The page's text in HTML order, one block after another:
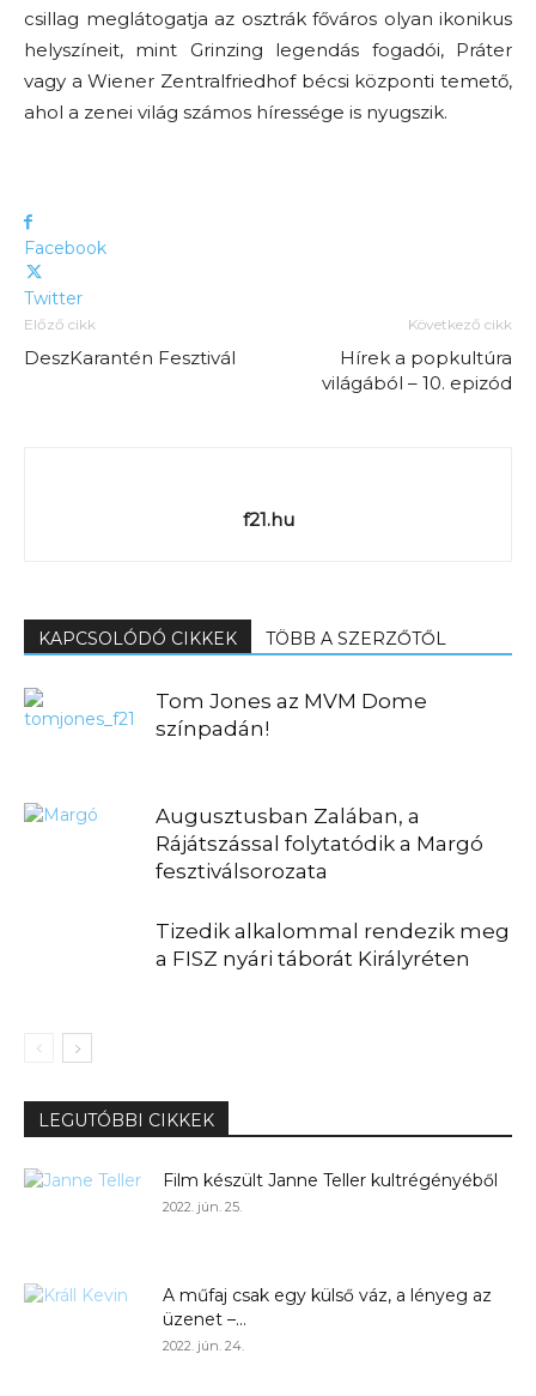
csillag meglátogatja az osztrák főváros olyan ikonikus
helyszíneit, mint Grinzing legendás fogadói, Práter
vagy a Wiener Zentralfriedhof bécsi központi temető,
ahol a zenei világ számos híressége is nyugszik.
Facebook
Twitter
Előző cikk
DeszKarantén Fesztivál
Következő cikk
Hírek a popkultúra
világából – 10. epizód
f21.hu
KAPCSOLÓDÓ CIKKEK TÖBB A SZERZŐTŐL
Tom Jones az MVM Dome
színpadán!
Augusztusban Zalában, a
Rájátszással folytatódik a Margó
fesztiválsorozata
Tizedik alkalommal rendezik meg
a FISZ nyári táborát Királyréten
LEGUTÓBBI CIKKEK
Film készült Janne Teller kultrégényéből
2022. jún. 25.
A műfaj csak egy külső váz, a lényeg az
üzenet –...
2022. jún. 24.